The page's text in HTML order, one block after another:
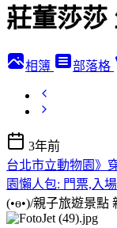
莊董莎莎
相簿 部落格
3年前
台北市立動物園》
園懶人包: 門票,入
(•ө•)/親子旅遊景點